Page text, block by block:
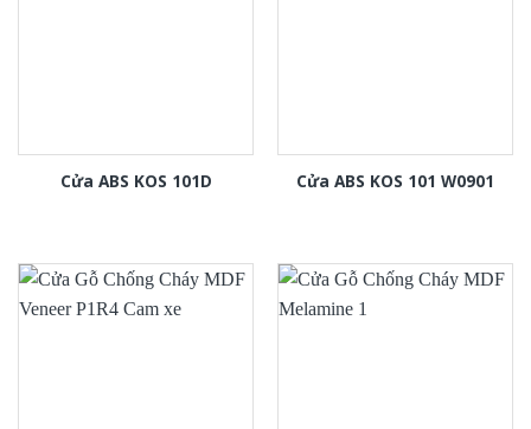
Cửa ABS KOS 101D Cửa ABS KOS 101 W0901